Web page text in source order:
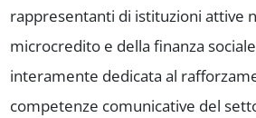
rappresentanti di istituzioni attive
microcredito e della finanza
interamente dedicata al
competenze comunicative del